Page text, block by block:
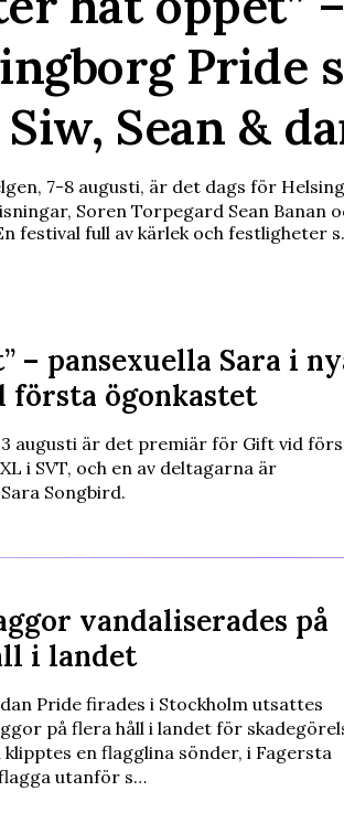
Pride
Sean &
7-8 augusti, är det dags för
Soren Torpegard Sean Banan
festival full av kärlek och festligheter
– pansexuella Sara i
första ögonkastet
augusti är det premiär för Gift vid
i SVT, och en av deltagarna är
Songbird.
vandaliserades på
i landet
Pride firades i Stockholm utsattes
på flera håll i landet för
en flagglina sönder, i Fagersta
utanför s…